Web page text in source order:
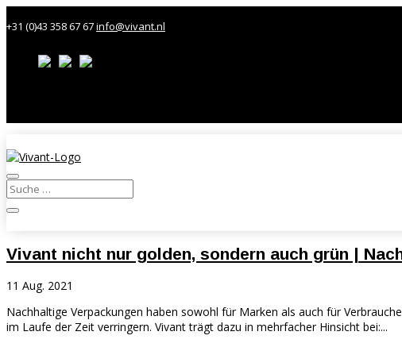
+31 (0)43 358 67 67info@vivant.nl
Vivant nicht nur golden, sondern auch grün |
11 Aug. 2021
Nachhaltige Verpackungen haben sowohl für Marken als auch für
im Laufe der Zeit verringern. Vivant trägt dazu in mehrfacher Hinsicht bei:...